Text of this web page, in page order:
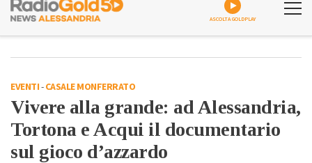
ASCOLTA GOLDPLAY
EVENTI-CASALE MONFERRATO
Vivere alla grande: ad Alessandria,
Tortona e Acqui il documentario
sul gioco d’azzardo